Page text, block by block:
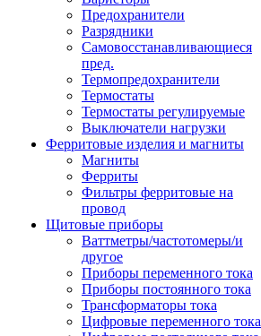
Предохранители
Разрядники
Самовосстанавливающиеся
пред.
Термопредохранители
Термостаты
Термостаты регулируемые
Выключатели нагрузки
Ферритовые изделия и магниты
Магниты
Ферриты
Фильтры ферритовые на
провод
Щитовые приборы
Ваттметры/частотомеры/и
другое
Приборы переменного тока
Приборы постоянного тока
Трансформаторы тока
Цифровые переменного тока